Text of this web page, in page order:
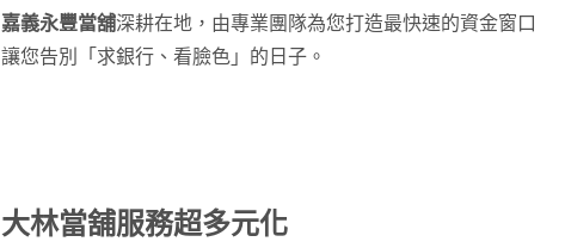
嘉義永豐當舖深耕在地，由專業團隊為您打造最快速的資金窗口
讓您告別「求銀行、看臉色」的日子。
大林當舖服務超多元化